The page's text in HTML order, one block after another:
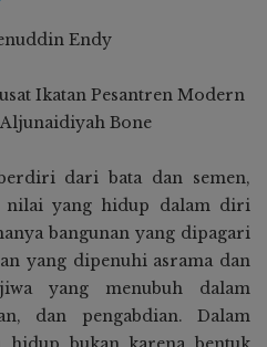
Endy
Ikatan Pesantren Modern
Bone
dari bata dan semen,
yang hidup dalam diri
bangunan yang dipagari
yang dipenuhi asrama dan
yang menubuh dalam
dan pengabdian. Dalam